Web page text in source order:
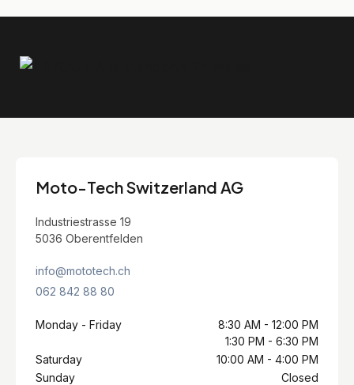
Moto-Tech Switzerland AG
Industriestrasse 19
5036 Oberentfelden
info@mototech.ch
062 842 88 80
Monday - Friday
8:30 AM - 12:00 PM
1:30 PM - 6:30 PM
Saturday
10:00 AM - 4:00 PM
Sunday
Closed